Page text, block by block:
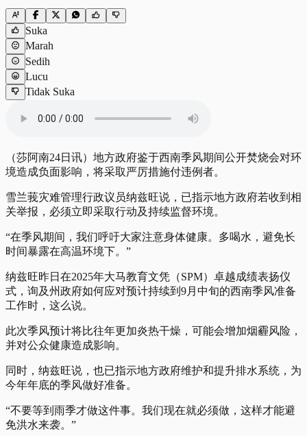
Suka
Marah
Sedih
Lucu
Tidak Suka
（莎阿南24日讯）地方政府鉴于西南季风期间公开焚烧会对环
境造成负面影响，将采取严厉措施付违例者。
雪兰莪灾难管理行政议员纳兹旺说，已指示地方政府若收到相
关举报，必须立即采取行动及持续监督环境。
“在季风期间，我们呼吁大家注意身体健康。多喝水，避免长
时间暴露在高温环境下。”
纳兹旺昨日在2025年大马教育文凭（SPM）卓越成绩表扬仪
式，询及州政府如何应对预计持续到9月中旬的西南季风准备
工作时，这么说。
此次季风预计将比往年更加炎热干燥，可能会增加烟霾风险，
并对公众健康造成影响。
同时，纳兹旺说，也已指示地方政府维护和提升排水系统，为
今年年底的季风做好准备。
“不要等到雨季才做这件事。我们现在就必须做，这样才能避
免洪水来袭。”